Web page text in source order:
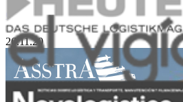
Groupage Cargo and Small Sized Lots
26.11.20